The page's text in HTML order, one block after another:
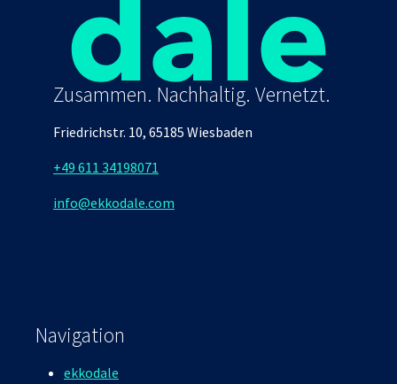
Zusammen. Nachhaltig. Vernetzt.
Friedrichstr. 10, 65185 Wiesbaden
+49 611 34198071
info@ekkodale.com
Navigation
ekkodale